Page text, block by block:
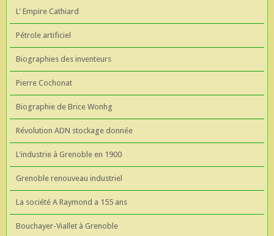
L' Empire Cathiard
Pétrole artificiel
Biographies des inventeurs
Pierre Cochonat
Biographie de Brice Wonhg
Révolution ADN stockage donnée
L'industrie à Grenoble en 1900
Grenoble renouveau industriel
La société A Raymond a 155 ans
Bouchayer-Viallet à Grenoble